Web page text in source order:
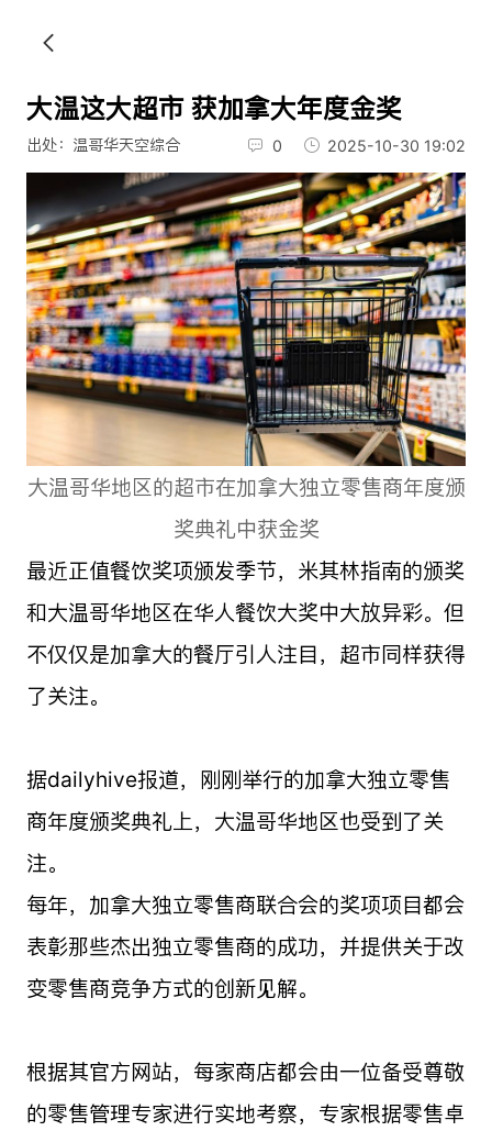
大温这大超市 获加拿大年度金奖
出处：温哥华天空综合 0 2025-10-30 19:02
大温哥华地区的超市在加拿大独立零售商年度颁
奖典礼中获金奖
最近正值餐饮奖项颁发季节，米其林指南的颁奖
和大温哥华地区在华人餐饮大奖中大放异彩。但
不仅仅是加拿大的餐厅引人注目，超市同样获得
了关注。
据dailyhive报道，刚刚举行的加拿大独立零售
商年度颁奖典礼上，大温哥华地区也受到了关
注。
每年，加拿大独立零售商联合会的奖项项目都会
表彰那些杰出独立零售商的成功，并提供关于改
变零售商竞争方式的创新见解。
根据其官方网站，每家商店都会由一位备受尊敬
的零售管理专家进行实地考察，专家根据零售卓